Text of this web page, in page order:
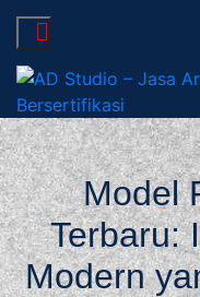
AD
Arsitek
AD Studio – Jasa
Model
Terbaru:
Modern